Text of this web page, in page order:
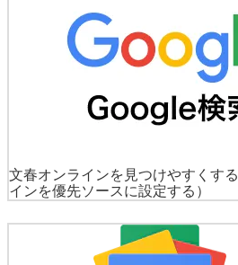
文春オンラインを見つけやすくする
インを優先ソースに設定する）